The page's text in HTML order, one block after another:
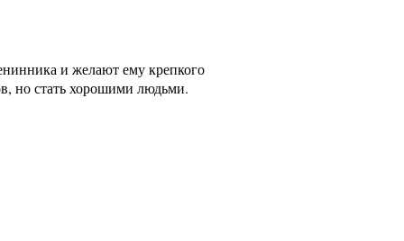
и желают ему крепкого
но стать хорошими людьми.